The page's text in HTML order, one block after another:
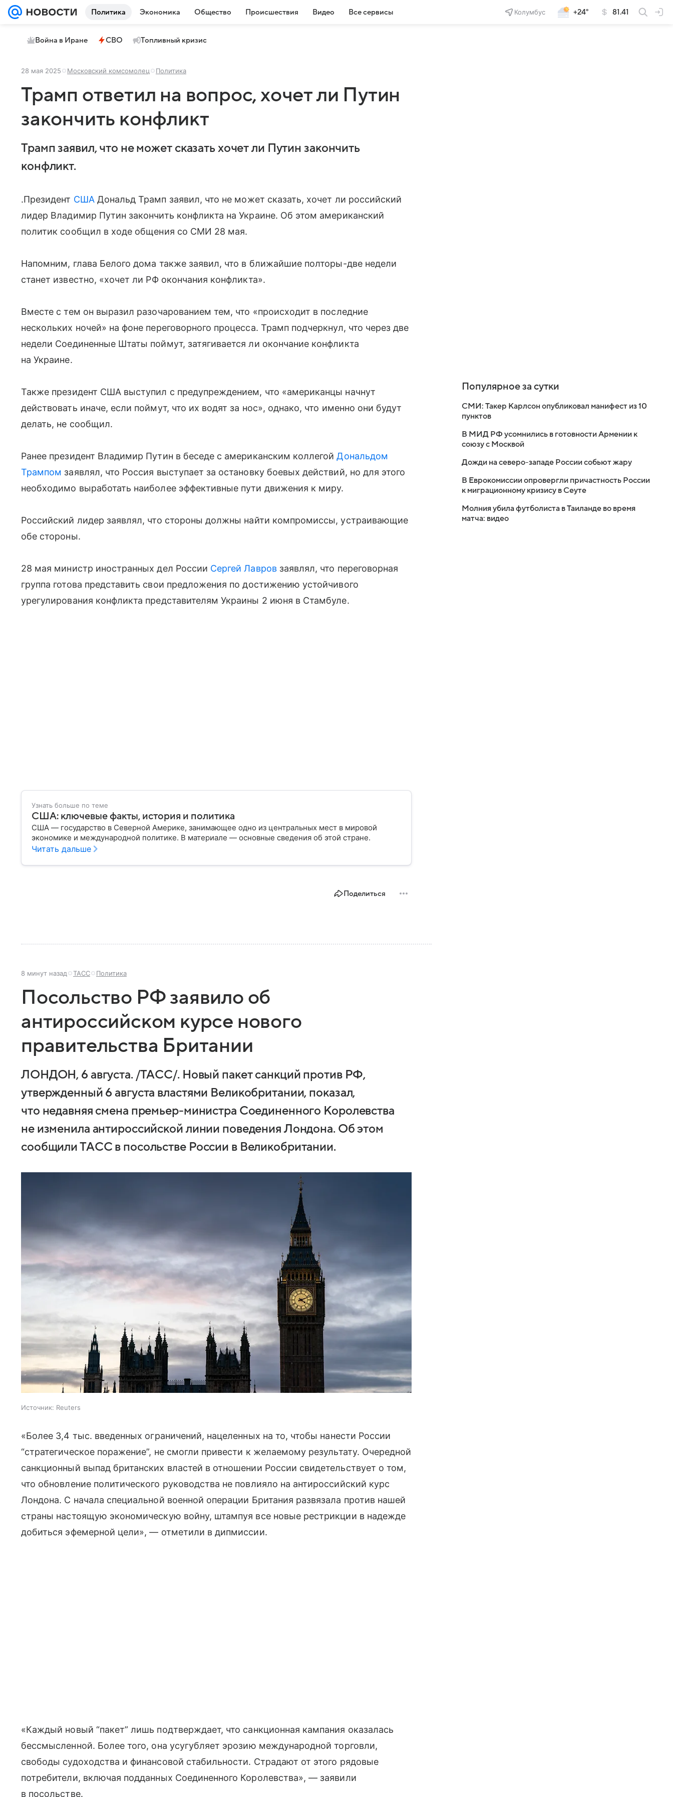
Политика Экономика Общество Происшествия Видео Все сервисы Колумбус +24° 81.41
Война в Иране СВО Топливный кризис
28 мая 2025 Московский комсомолец Политика
Трамп ответил на вопрос, хочет ли Путин
закончить конфликт
Трамп заявил, что не может сказать хочет ли Путин закончить
конфликт.
.Президент СШАДональд Трамп заявил, что не может сказать, хочет ли российский
лидер Владимир Путин закончить конфликта на Украине. Об этом американский
политик сообщил в ходе общения со СМИ 28 мая.
Напомним, глава Белого дома также заявил, что в ближайшие полторы-две недели
станет известно, «хочет ли РФ окончания конфликта».
Вместе с тем он выразил разочарованием тем, что «происходит в последние
нескольких ночей» на фоне переговорного процесса. Трамп подчеркнул, что через две
недели Соединенные Штаты поймут, затягивается ли окончание конфликта
на Украине.
Также президент США выступил с предупреждением, что «американцы начнут
действовать иначе, если поймут, что их водят за нос», однако, что именно они будут
делать, не сообщил.
Ранее президент Владимир Путин в беседе с американским коллегойДональдом
Трампом заявлял, что Россия выступает за остановку боевых действий, но для этого
необходимо выработать наиболее эффективные пути движения к миру.
Российский лидер заявлял, что стороны должны найти компромиссы, устраивающие
обе стороны.
28 мая министр иностранных дел России Сергей Лавровзаявлял, что переговорная
группа готова представить свои предложения по достижению устойчивого
урегулирования конфликта представителям Украины 2 июня в Стамбуле.
Узнать больше по теме
США: ключевые факты, история и политика
США — государство в Северной Америке, занимающее одно из центральных мест в мировой
экономике и международной политике. В материале — основные сведения об этой стране.
Читать дальше
Поделиться
8 минут назад ТАСС Политика
Посольство РФ заявило об
антироссийском курсе нового
правительства Британии
ЛОНДОН, 6 августа. /ТАСС/. Новый пакет санкций против РФ,
утвержденный 6 августа властями Великобритании, показал,
что недавняя смена премьер-министра Соединенного Королевства
не изменила антироссийской линии поведения Лондона. Об этом
сообщили ТАСС в посольстве России в Великобритании.
Источник: Reuters
«Более 3,4 тыс. введенных ограничений, нацеленных на то, чтобы нанести России
“стратегическое поражение”, не смогли привести к желаемому результату. Очередной
санкционный выпад британских властей в отношении России свидетельствует о том,
что обновление политического руководства не повлияло на антироссийский курс
Лондона. С начала специальной военной операции Британия развязала против нашей
страны настоящую экономическую войну, штампуя все новые рестрикции в надежде
добиться эфемерной цели», — отметили в дипмиссии.
«Каждый новый “пакет” лишь подтверждает, что санкционная кампания оказалась
бессмысленной. Более того, она усугубляет эрозию международной торговли,
свободы судоходства и финансовой стабильности. Страдают от этого рядовые
потребители, включая подданных Соединенного Королевства», — заявили
в посольстве.
Популярное за сутки
СМИ: Такер Карлсон опубликовал манифест из 10
пунктов
В МИД РФ усомнились в готовности Армении к
союзу с Москвой
Дожди на северо-западе России собьют жару
В Еврокомиссии опровергли причастность России
к миграционному кризису в Сеуте
Молния убила футболиста в Таиланде во время
матча: видео